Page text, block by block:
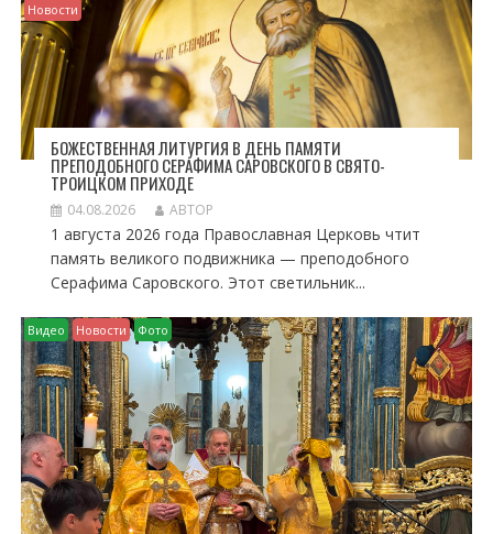
Новости
БОЖЕСТВЕННАЯ ЛИТУРГИЯ В ДЕНЬ ПАМЯТИ
ПРЕПОДОБНОГО СЕРАФИМА САРОВСКОГО В СВЯТО-
ТРОИЦКОМ ПРИХОДЕ
04.08.2026 АВТОР
1 августа 2026 года Православная Церковь чтит
память великого подвижника — преподобного
Серафима Саровского. Этот светильник...
Видео Новости Фото